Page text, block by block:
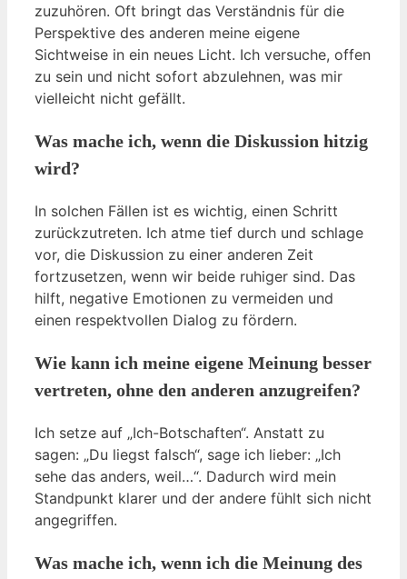
zuzuhören. Oft bringt das Verständnis für die
Perspektive des anderen meine eigene
Sichtweise in ein neues Licht. Ich versuche, offen
zu sein und nicht sofort abzulehnen, was mir
vielleicht nicht gefällt.
Was mache ich, wenn die Diskussion hitzig
wird?
In solchen Fällen ist es wichtig, einen Schritt
zurückzutreten. Ich atme tief durch und schlage
vor, die Diskussion zu einer anderen Zeit
fortzusetzen, wenn wir beide ruhiger sind. Das
hilft, negative Emotionen zu vermeiden und
einen respektvollen Dialog zu fördern.
Wie kann ich meine eigene Meinung besser
vertreten, ohne den anderen anzugreifen?
Ich setze auf „Ich-Botschaften“. Anstatt zu
sagen: „Du liegst falsch“, sage ich lieber: „Ich
sehe das anders, weil…“. Dadurch wird mein
Standpunkt klarer und der andere fühlt sich nicht
angegriffen.
Was mache ich, wenn ich die Meinung des